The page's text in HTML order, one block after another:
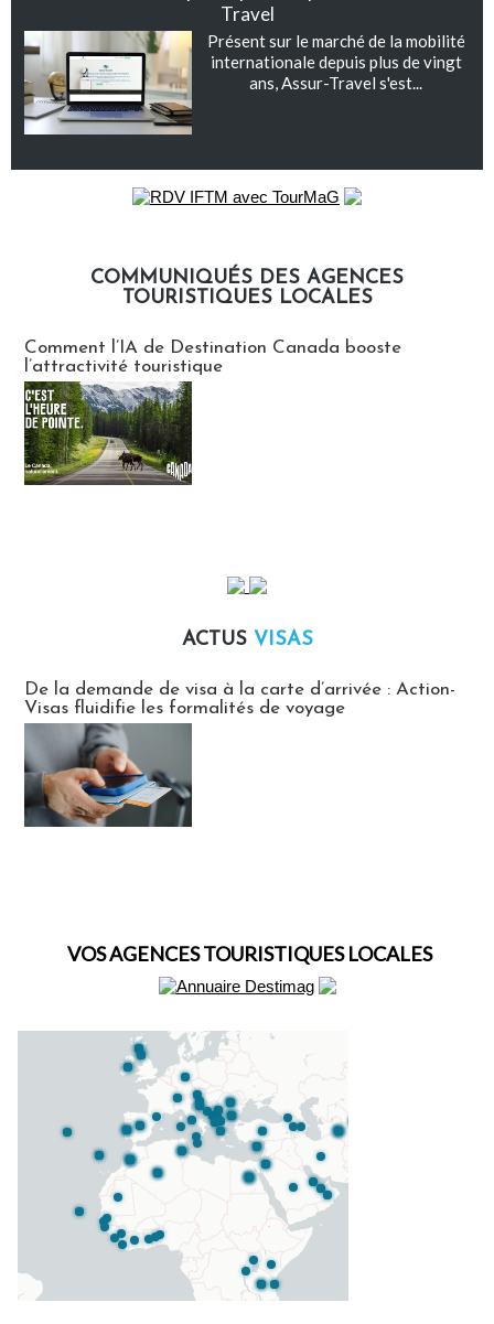
Travel
Présent sur le marché de la mobilité
internationale depuis plus de vingt
ans, Assur-Travel s'est...
COMMUNIQUÉS DES AGENCES
TOURISTIQUES LOCALES
Comment l’IA de Destination Canada booste
l’attractivité touristique
ACTUS VISAS
De la demande de visa à la carte d’arrivée : Action-
Visas fluidifie les formalités de voyage
VOS AGENCES TOURISTIQUES LOCALES